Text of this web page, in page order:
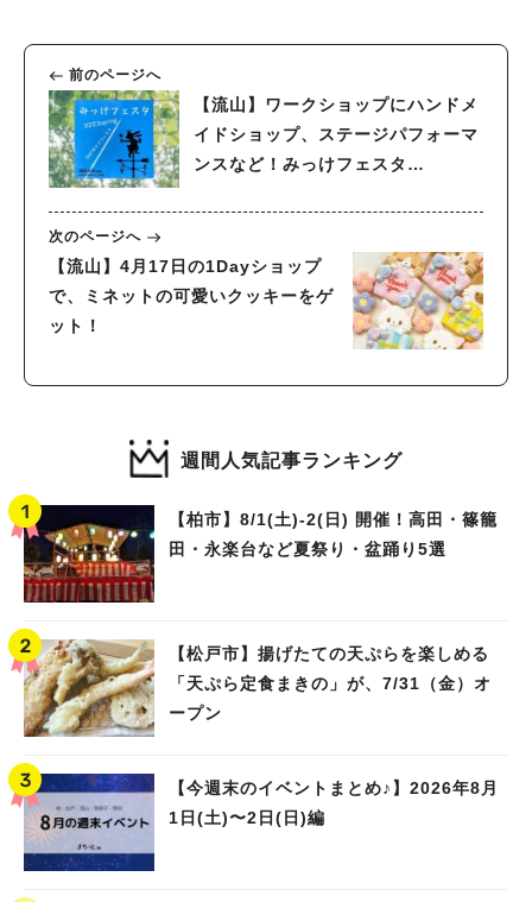
前のページへ
【流山】ワークショップにハンドメ
イドショップ、ステージパフォーマ
ンスなど！みっけフェスタ
次のページへ
【流山】4月17日の1Dayショップ
で、ミネットの可愛いクッキーをゲ
ット！
週間人気記事ランキング
【柏市】8/1(土)‐2(日) 開催！高田・篠籠
田・永楽台など夏祭り・盆踊り5選
【松戸市】揚げたての天ぷらを楽しめる
「天ぷら定食まきの」が、7/31（金）オ
ープン
【今週末のイベントまとめ♪】2026年8月
1日(土)〜2日(日)編